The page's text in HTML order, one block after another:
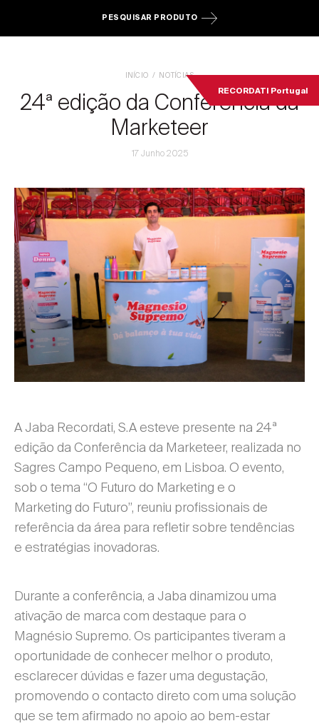
PESQUISAR PRODUTO
RECORDATI Portugal
INÍCIO NOTÍCIAS
24ª edição da Conferência da
Marketeer
17 Junho 2025
A Jaba Recordati, S.A esteve presente na 24ª
edição da Conferência da Marketeer, realizada no
Sagres Campo Pequeno, em Lisboa. O evento,
sob o tema “O Futuro do Marketing e o
Marketing do Futuro”, reuniu profissionais de
referência da área para refletir sobre tendências
e estratégias inovadoras.
Durante a conferência, a Jaba dinamizou uma
ativação de marca com destaque para o
Magnésio Supremo. Os participantes tiveram a
oportunidade de conhecer melhor o produto,
esclarecer dúvidas e fazer uma degustação,
promovendo o contacto direto com uma solução
que se tem afirmado no apoio ao bem-estar